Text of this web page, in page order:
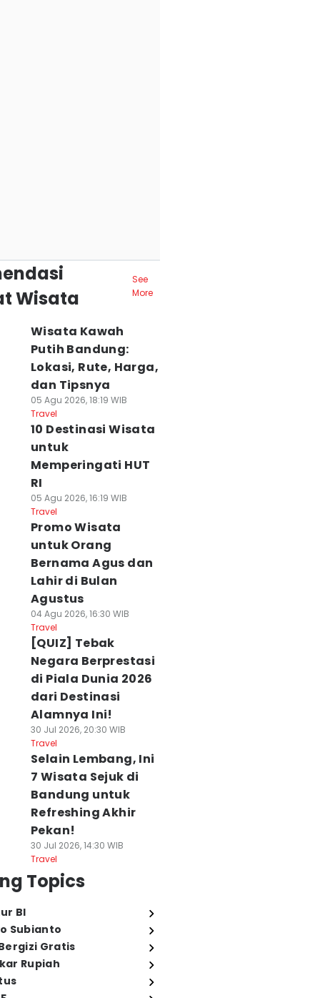
Wisata
See
More
Wisata Kawah
Putih Bandung:
Lokasi, Rute, Harga,
dan Tipsnya
05 Agu 2026, 18:19 WIB
Travel
10 Destinasi Wisata
untuk
Memperingati HUT
RI
05 Agu 2026, 16:19 WIB
Travel
Promo Wisata
untuk Orang
Bernama Agus dan
Lahir di Bulan
Agustus
04 Agu 2026, 16:30 WIB
Travel
[QUIZ] Tebak
Negara Berprestasi
di Piala Dunia 2026
dari Destinasi
Alamnya Ini!
30 Jul 2026, 20:30 WIB
Travel
Selain Lembang, Ini
7 Wisata Sejuk di
Bandung untuk
Refreshing Akhir
Pekan!
30 Jul 2026, 14:30 WIB
Travel
Topics
BI
Subianto
Gratis
Rupiah